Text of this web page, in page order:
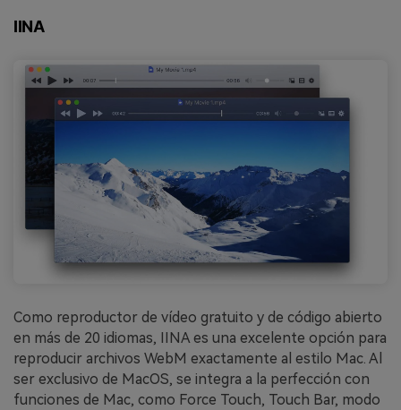
IINA
Como reproductor de vídeo gratuito y de código abierto
en más de 20 idiomas, IINA es una excelente opción para
reproducir archivos WebM exactamente al estilo Mac. Al
ser exclusivo de MacOS, se integra a la perfección con
funciones de Mac, como Force Touch, Touch Bar, modo